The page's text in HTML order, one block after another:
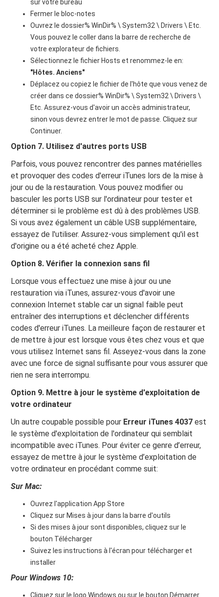
sur votre bureau
Fermer le bloc-notes
Ouvrez le dossier% WinDir% \ System32 \ Drivers \ Etc.
Vous pouvez le coller dans la barre de recherche de
votre explorateur de fichiers.
Sélectionnez le fichier Hosts et renommez-le en:
"Hôtes. Anciens"
Déplacez ou copiez le fichier de l'hôte que vous venez de
créer dans ce dossier% WinDir% \ System32 \ Drivers \
Etc. Assurez-vous d'avoir un accès administrateur,
sinon vous devrez entrer le mot de passe. Cliquez sur
Continuer.
Option 7. Utilisez d'autres ports USB
Parfois, vous pouvez rencontrer des pannes matérielles
et provoquer des codes d'erreur iTunes lors de la mise à
jour ou de la restauration. Vous pouvez modifier ou
basculer les ports USB sur l'ordinateur pour tester et
déterminer si le problème est dû à des problèmes USB.
Si vous avez également un câble USB supplémentaire,
essayez de l'utiliser. Assurez-vous simplement qu'il est
d'origine ou a été acheté chez Apple.
Option 8. Vérifier la connexion sans fil
Lorsque vous effectuez une mise à jour ou une
restauration via iTunes, assurez-vous d'avoir une
connexion Internet stable car un signal faible peut
entraîner des interruptions et déclencher différents
codes d'erreur iTunes. La meilleure façon de restaurer et
de mettre à jour est lorsque vous êtes chez vous et que
vous utilisez Internet sans fil. Asseyez-vous dans la zone
avec une force de signal suffisante pour vous assurer que
rien ne sera interrompu.
Option 9. Mettre à jour le système d'exploitation de
votre ordinateur
Un autre coupable possible pour Erreur iTunes 4037 est
le système d'exploitation de l'ordinateur qui semblait
incompatible avec iTunes. Pour éviter ce genre d’erreur,
essayez de mettre à jour le système d’exploitation de
votre ordinateur en procédant comme suit:
Sur Mac:
Ouvrez l'application App Store
Cliquez sur Mises à jour dans la barre d'outils
Si des mises à jour sont disponibles, cliquez sur le
bouton Télécharger
Suivez les instructions à l'écran pour télécharger et
installer
Pour Windows 10:
Cliquez sur le logo Windows ou sur le bouton Démarrer